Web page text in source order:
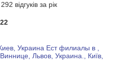
відгуків за рік
Украина Ест филиалы в ,
Львов, Украина., Київ,